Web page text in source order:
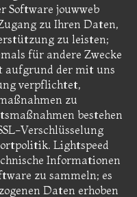
Software jouwweb
zu Ihren Daten,
zu leisten;
für andere Zwecke
aufgrund der mit uns
verpflichtet,
zu
bestehen
Verschlüsselung
Lightspeed
Informationen
zu sammeln; es
Daten erhoben